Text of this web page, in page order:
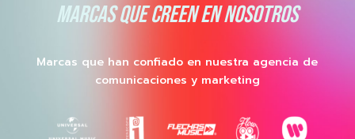
MARCAS QUE CREEN EN NOSOTROS
Marcas que han confiado en nuestra agencia de
comunicaciones y marketing